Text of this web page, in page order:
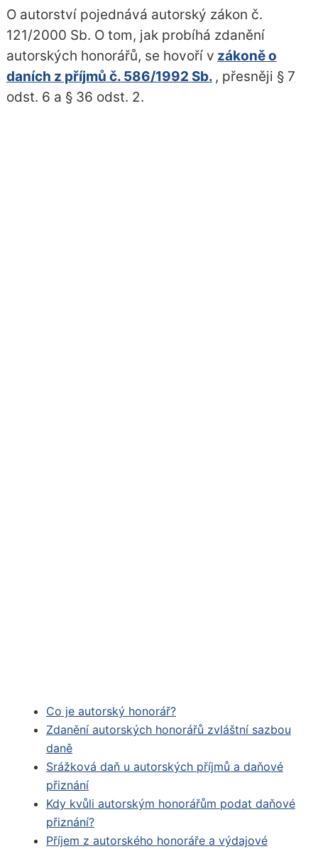
O autorství pojednává autorský zákon č.
121/2000 Sb. O tom, jak probíhá zdanění
autorských honorářů, se hovoří v zákoně o
daních z příjmů č. 586/1992 Sb. , přesněji § 7
odst. 6 a § 36 odst. 2.
Co je autorský honorář?
Zdanění autorských honorářů zvláštní sazbou
daně
Srážková daň u autorských příjmů a daňové
přiznání
Kdy kvůli autorským honorářům podat daňové
přiznání?
Příjem z autorského honoráře a výdajové